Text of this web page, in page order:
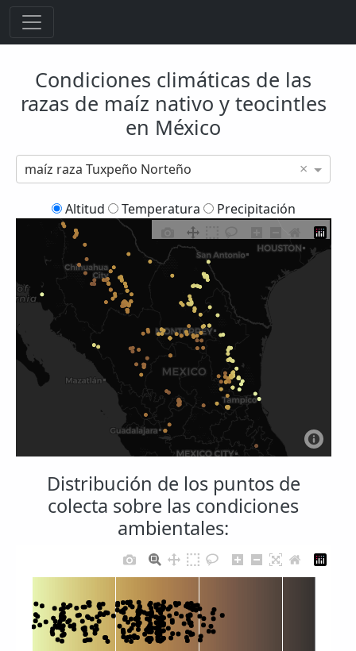
Condiciones climáticas de las
razas de maíz nativo y teocintles
en México
maíz raza Tuxpeño Norteño ×
Altitud Temperatura Precipitación
Distribución de los puntos de
colecta sobre las condiciones
ambientales: